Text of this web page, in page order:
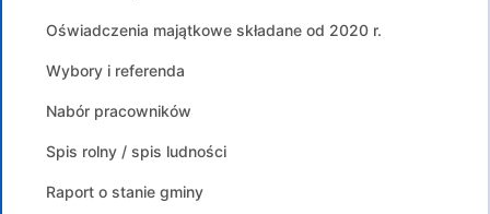
Oświadczenia majątkowe składane od 2020 r.
Wybory i referenda
Nabór pracowników
Spis rolny / spis ludności
Raport o stanie gminy